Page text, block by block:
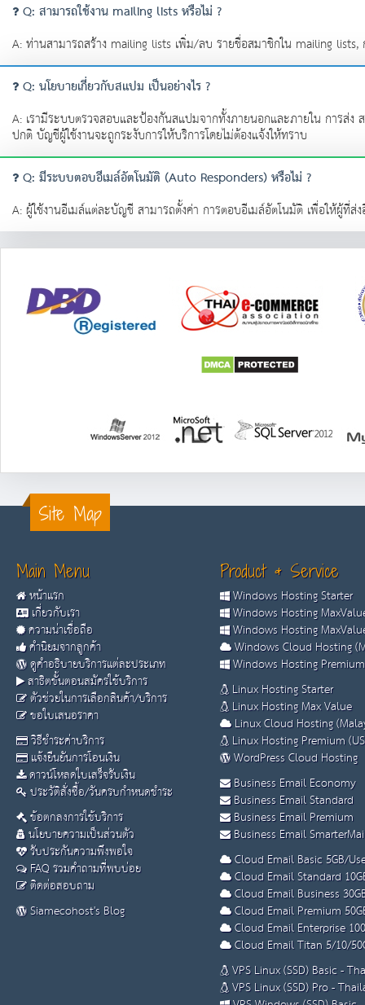
Q: สามารถใช้งาน mailing lists หรือไม่ ?
A: ท่านสามารถสร้าง mailing lists เพิ่ม/ลบ รายชื่อสมาชิกใน mailing
Q: นโยบายเกี่ยวกับสแปม เป็นอย่างไร ?
A: เรามีระบบตรวจสอบและป้องกันสแปมจากทั้งภายนอกและภายใน การส่
ปกติ บัญชีผู้ใช้งานจะถูกระงับการให้บริการโดยไม่ต้องแจ้งให้ทราบ
Q: มีระบบตอบอีเมล์อัตโนมัติ (Auto Responders) หรือไม่ ?
A: ผู้ใช้งานอีเมล์แต่ละบัญชี สามารถตั้งค่า การตอบอีเมล์อัตโนมัติ เพื่อให้ผู้ที่
Site Map
Main Menu
หน้าแรก
เกี่ยวกับเรา
ความน่าเชื่อถือ
คำนิยมจากลูกค้า
ดูคำอธิบายบริการแต่ละประเภท
สาธิตขั้นตอนสมัครใช้บริการ
ตัวช่วยในการเลือกสินค้า/บริการ
ขอใบเสนอราคา
วิธีชำระค่าบริการ
แจ้งยืนยันการโอนเงิน
ดาวน์โหลดใบเสร็จรับเงิน
ประวัติสั่งซื้อ/วันครบกำหนดชำระ
ข้อตกลงการใช้บริการ
นโยบายความเป็นส่วนตัว
รับประกันความพึงพอใจ
FAQ รวมคำถามที่พบบ่อย
ติดต่อสอบถาม
Siamecohost's Blog
Product & Service
Windows Hosting Starter
Windows Hosting
Windows Hosting
Windows Cloud Hosting
Windows Hosting
Linux Hosting Starter
Linux Hosting Max Value
Linux Cloud Hosting
Linux Hosting Premium
WordPress Cloud Hosting
Business Email Economy
Business Email Standard
Business Email Premium
Business Email
Cloud Email Basic 5GB/
Cloud Email Standard
Cloud Email Business
Cloud Email Premium
Cloud Email Enterprise
Cloud Email Titan 5/10/
VPS Linux (SSD) Basic -
VPS Linux (SSD) Pro -